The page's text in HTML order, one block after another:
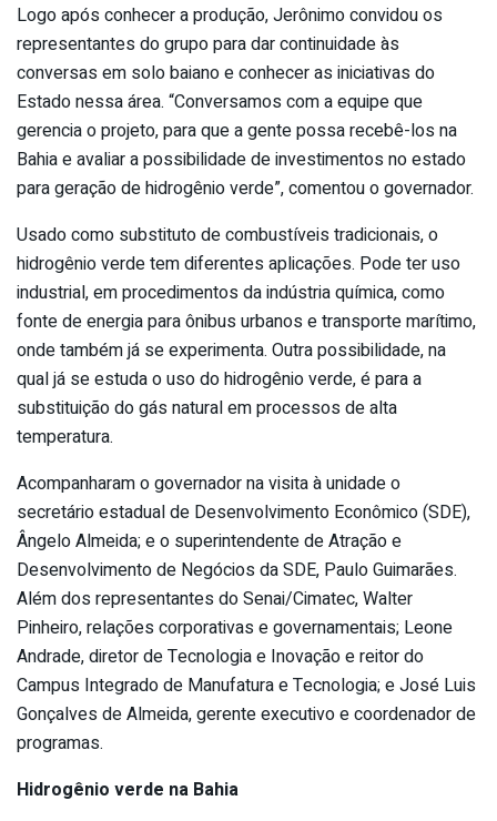
Logo após conhecer a produção, Jerônimo convidou os
representantes do grupo para dar continuidade às
conversas em solo baiano e conhecer as iniciativas do
Estado nessa área. “Conversamos com a equipe que
gerencia o projeto, para que a gente possa recebê-los na
Bahia e avaliar a possibilidade de investimentos no estado
para geração de hidrogênio verde”, comentou o governador.
Usado como substituto de combustíveis tradicionais, o
hidrogênio verde tem diferentes aplicações. Pode ter uso
industrial, em procedimentos da indústria química, como
fonte de energia para ônibus urbanos e transporte marítimo,
onde também já se experimenta. Outra possibilidade, na
qual já se estuda o uso do hidrogênio verde, é para a
substituição do gás natural em processos de alta
temperatura.
Acompanharam o governador na visita à unidade o
secretário estadual de Desenvolvimento Econômico (SDE),
Ângelo Almeida; e o superintendente de Atração e
Desenvolvimento de Negócios da SDE, Paulo Guimarães.
Além dos representantes do Senai/Cimatec, Walter
Pinheiro, relações corporativas e governamentais; Leone
Andrade, diretor de Tecnologia e Inovação e reitor do
Campus Integrado de Manufatura e Tecnologia; e José Luis
Gonçalves de Almeida, gerente executivo e coordenador de
programas.
Hidrogênio verde na Bahia